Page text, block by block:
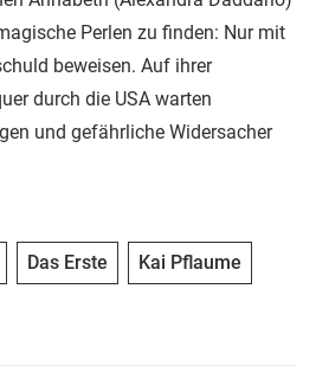
Perlen zu finden: Nur mit
beweisen. Auf ihrer
durch die USA warten
und gefährliche Widersacher
Das Erste Kai Pflaume